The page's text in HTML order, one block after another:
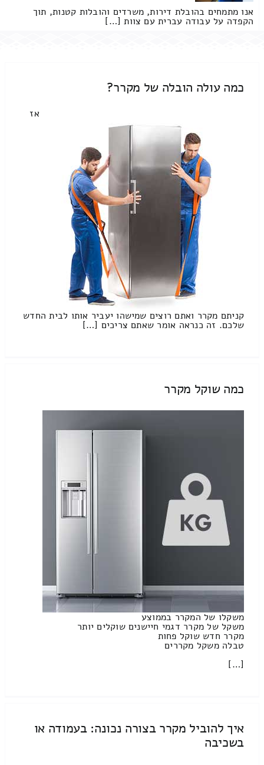
אנו מתמחים בהובלת דירות, משרדים והובלות קטנות, תוך
הקפדה על עבודה עברית עם צוות […]
כמה עולה הובלה של מקרר?
אז
קניתם מקרר ואתם רוצים שמישהו יעביר אותו לבית החדש
שלכם. זה כנראה אומר שאתם צריכים […]
כמה שוקל מקרר
משקלו של המקרר בממוצע
משקל של מקרר דגמי חיישנים שוקלים יותר
מקרר חדש שוקל פחות
טבלה משקל מקררים
[…]
איך להוביל מקרר בצורה נכונה: בעמודה או
בשכיבה